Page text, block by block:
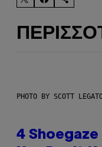
PHOTO BY SCOTT
4